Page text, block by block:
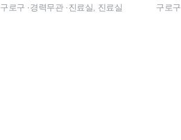
구로구 ·경력무관·진료실, 진료실 구로구